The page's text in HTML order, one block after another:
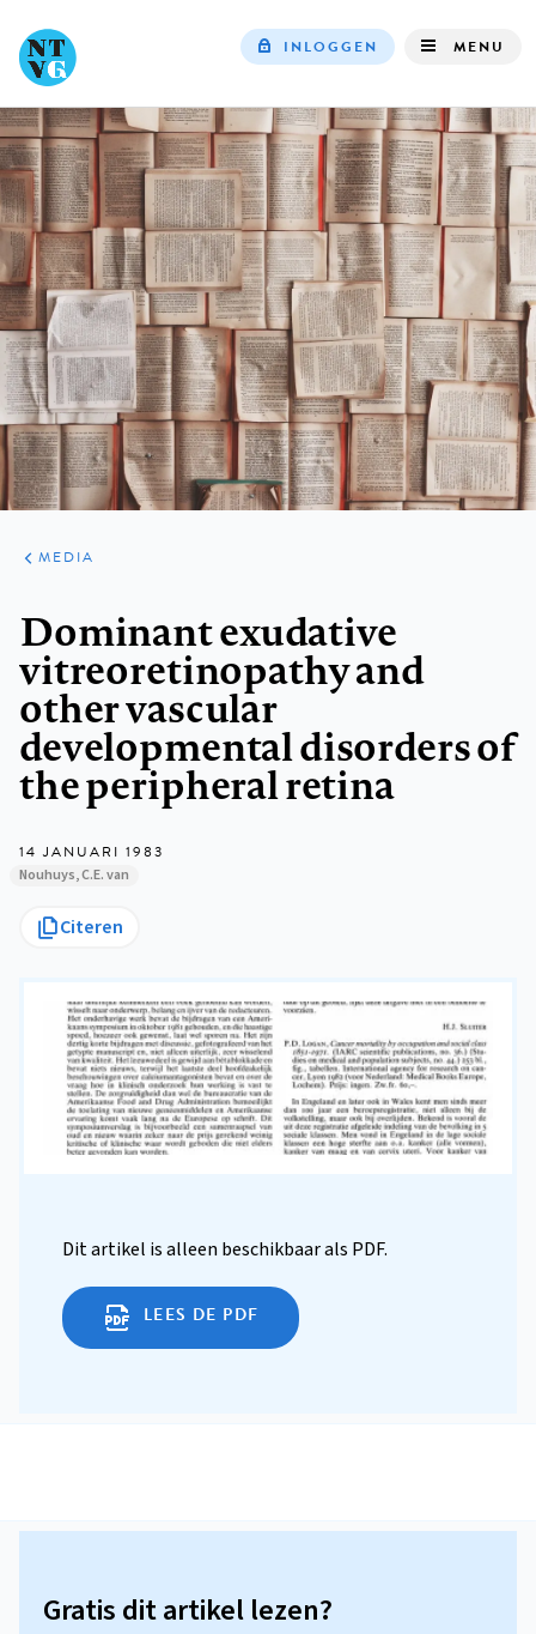
navigation
INLOGGEN MENU
ARTIKELEN
VARIA
MEDIA
Dominant exudative
vitreoretinopathy and
other vascular
developmental disorders of
the peripheral retina
14 JANUARI 1983
Nouhuys, C.E. van
Citeren
Dit artikel is alleen beschikbaar als PDF.
LEES DE PDF
Gratis dit artikel lezen?